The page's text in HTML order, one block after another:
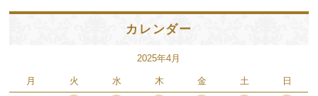
カレンダー
2025年4月
月 火 水 木 金 土 日